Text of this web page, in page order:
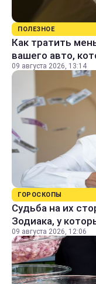
ПОЛЕЗНОЕ
Как тратить
вашего авто,
09 августа 2026, 13:14
ГОРОСКОПЫ
Судьба на их
Зодиака, у
09 августа 2026, 12:06